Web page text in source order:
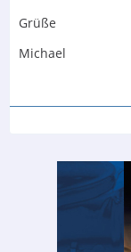
Grüße
Michael